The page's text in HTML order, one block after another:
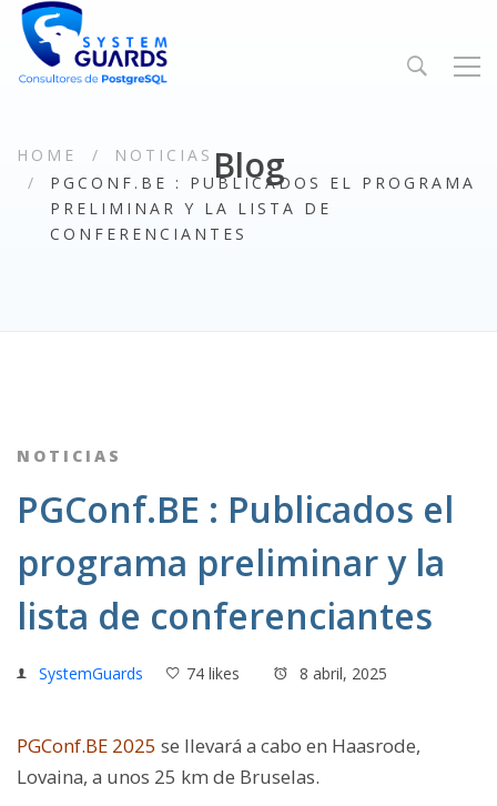
Blog
HOME
NOTICIAS
PGCONF.BE : PUBLICADOS EL PROGRAMA
PRELIMINAR Y LA LISTA DE
CONFERENCIANTES
NOTICIAS
PGConf.BE : Publicados el
programa preliminar y la
lista de conferenciantes
SystemGuards 74 likes 8 abril, 2025
PGConf.BE 2025 se llevará a cabo en Haasrode,
Lovaina, a unos 25 km de Bruselas.